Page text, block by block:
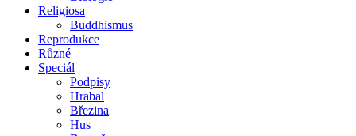
Religiosa
Buddhismus
Reprodukce
Různé
Speciál
Podpisy
Hrabal
Březina
Hus